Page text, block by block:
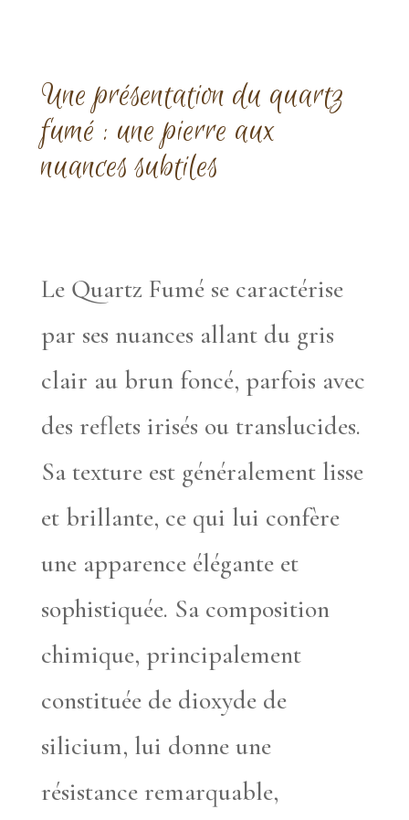
Une présentation du quartz
fumé : une pierre aux
nuances subtiles
Le Quartz Fumé se caractérise
par ses nuances allant du gris
clair au brun foncé, parfois avec
des reflets irisés ou translucides.
Sa texture est généralement lisse
et brillante, ce qui lui confère
une apparence élégante et
sophistiquée. Sa composition
chimique, principalement
constituée de dioxyde de
silicium, lui donne une
résistance remarquable,